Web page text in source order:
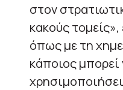
στον
κακούς τομείς»,
όπως με τη
κάποιος μπορεί